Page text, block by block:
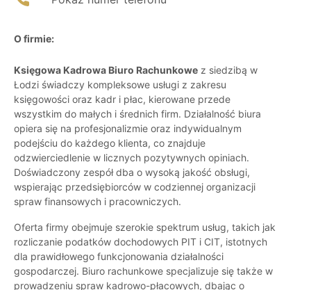
O firmie:
Księgowa Kadrowa Biuro Rachunkowe z siedzibą w
Łodzi świadczy kompleksowe usługi z zakresu
księgowości oraz kadr i płac, kierowane przede
wszystkim do małych i średnich firm. Działalność biura
opiera się na profesjonalizmie oraz indywidualnym
podejściu do każdego klienta, co znajduje
odzwierciedlenie w licznych pozytywnych opiniach.
Doświadczony zespół dba o wysoką jakość obsługi,
wspierając przedsiębiorców w codziennej organizacji
spraw finansowych i pracowniczych.
Oferta firmy obejmuje szerokie spektrum usług, takich jak
rozliczanie podatków dochodowych PIT i CIT, istotnych
dla prawidłowego funkcjonowania działalności
gospodarczej. Biuro rachunkowe specjalizuje się także w
prowadzeniu spraw kadrowo-płacowych, dbając o